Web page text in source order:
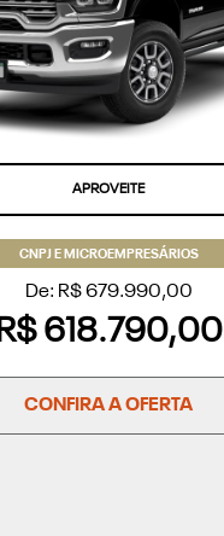
APROVEITE
CNPJ E MICROEMPRESÁRIOS
De: R$ 679.990,00
R$ 618.790,00
CONFIRA A OFERTA